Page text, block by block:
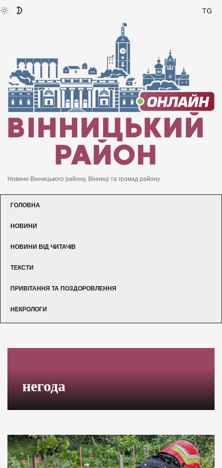
TG
Новини Вінницького району, Вінниці та громад району
ГОЛОВНА
НОВИНИ
НОВИНИ ВІД ЧИТАЧІВ
ТЕКСТИ
ПРИВІТАННЯ ТА ПОЗДОРОВЛЕННЯ
НЕКРОЛОГИ
негода